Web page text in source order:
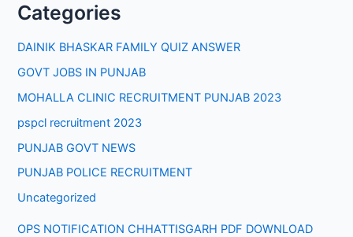
Categories
DAINIK BHASKAR FAMILY QUIZ ANSWER
GOVT JOBS IN PUNJAB
MOHALLA CLINIC RECRUITMENT PUNJAB 2023
pspcl recruitment 2023
PUNJAB GOVT NEWS
PUNJAB POLICE RECRUITMENT
Uncategorized
OPS NOTIFICATION CHHATTISGARH PDF DOWNLOAD